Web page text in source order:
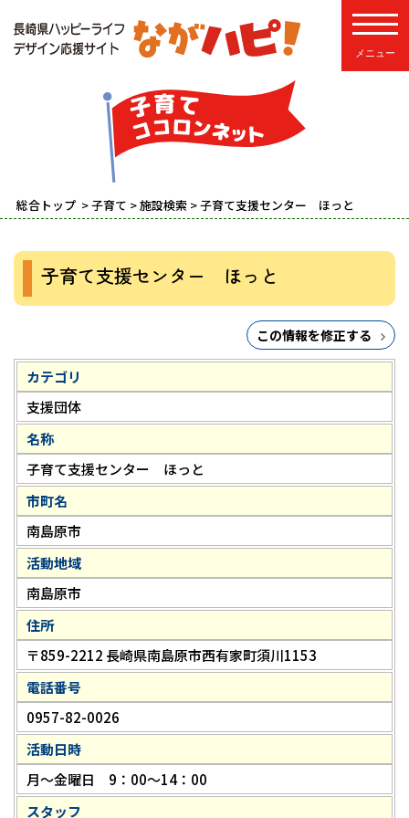
総合トップ >子育て >施設検索 > 子育て支援センター ほっと
子育て支援センター ほっと
この情報を修正する
カテゴリ
支援団体
名称
子育て支援センター ほっと
市町名
南島原市
活動地域
南島原市
住所
〒859-2212 長崎県南島原市西有家町須川1153
電話番号
0957-82-0026
活動日時
月～金曜日 9：00～14：00
スタッフ